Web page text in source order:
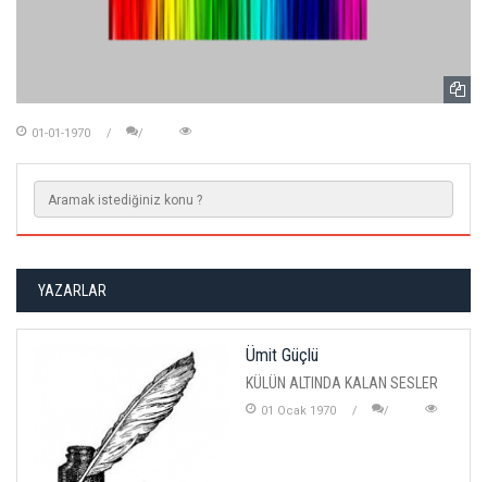
01-01-1970
YAZARLAR
Ümit Güçlü
KÜLÜN ALTINDA KALAN SESLER
01 Ocak 1970